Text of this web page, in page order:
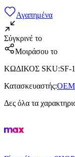
Αγαπημένα
Σύγκρινέ το
Μοιράσου το
ΚΩΔΙΚΟΣ SKU:SF-
Κατασκευαστής:OEM
Δες όλα τα